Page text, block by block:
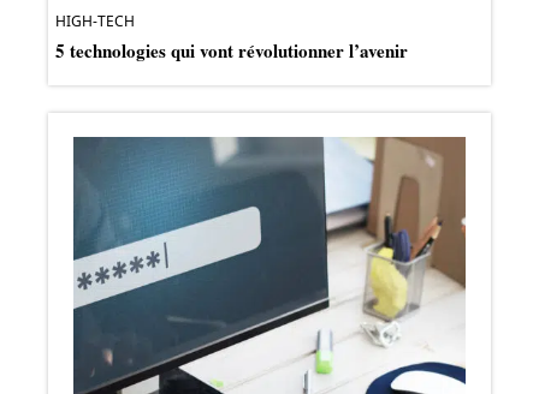
HIGH-TECH
5 technologies qui vont révolutionner l’avenir